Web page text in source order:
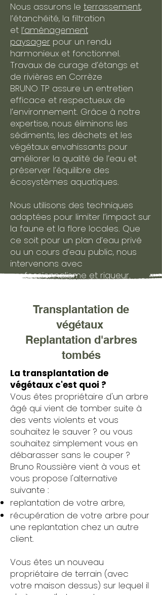
Nous assurons le terrassement,
l’étanchéité, la filtration
et l’aménagement
paysager pour un rendu
harmonieux et fonctionnel.​
Travaux de curage d’étangs et
de rivières en Corrèze
BRUNO TP assure un entretien
efficace et respectueux de
l’environnement. Grâce à notre
expertise, nous éliminons les
sédiments, les déchets et les
végétaux envahissants pour
améliorer la qualité de l’eau et
préserver l’équilibre des
écosystèmes aquatiques.
Nous utilisons des techniques
adaptées pour limiter l’impact sur
la faune et la flore locales. Que
ce soit pour un plan d’eau privé
ou un cours d’eau public, nous
intervenons avec
professionnalisme et rigueur.
Transplantation de
végétaux
Replantation d'arbres
tombés
La transplantation de
végétaux c'est quoi ?
Vous êtes propriétaire d'un arbre
âgé qui vient de tomber suite à
des vents violents et vous
souhaitez le sauver ? ou vous
souhaitez simplement vous en
débarasser sans le couper ?
Bruno Roussière vient à vous et
vous propose l'alternative
suivante :
replantation de votre arbre,
récupération de votre arbre pour
une replantation chez un autre
client.
Vous êtes un nouveau
propriétaire de terrain (avec
votre maison dessus) sur lequel il